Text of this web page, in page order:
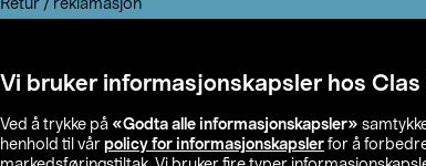
Vi bruker informasjonskapsler hos Clas
Ved å trykke på «Godta alle informasjonskapsler»
henhold til vår policy for informasjonskapsler for å
Retur / reklamasjon